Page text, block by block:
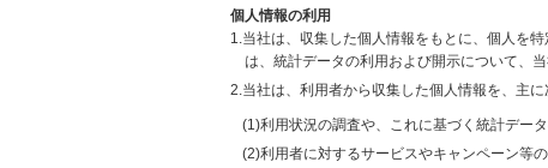
個人情報の利用
1.当社は、収集した個人情報をもとに、個人を
は、統計データの利用および開示について、
2.当社は、利用者から収集した個人情報を、主に
(1)利用状況の調査や、これに基づく統計デー
(2)利用者に対するサービスやキャンペーン等